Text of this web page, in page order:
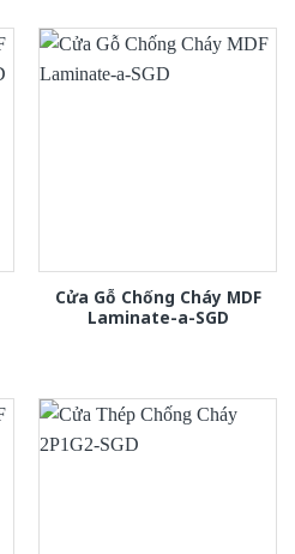
Cửa Gỗ Chống Cháy MDF
Laminate-a-SGD